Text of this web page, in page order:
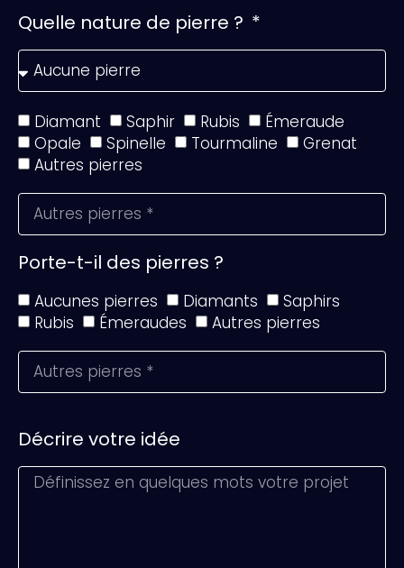
Quelle nature de pierre ?
Diamant Saphir Rubis
Émeraude
Opale
Spinelle Tourmaline
Grenat
Autres pierres
Porte-t-il des pierres ?
Aucunes pierres Diamants
Saphirs
Rubis
Émeraudes Autres pierres
Décrire votre idée